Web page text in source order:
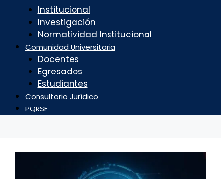
Institucional
Investigación
Normatividad Institucional
Comunidad Universitaria
Docentes
Egresados
Estudiantes
Consultorio Jurídico
PQRSF